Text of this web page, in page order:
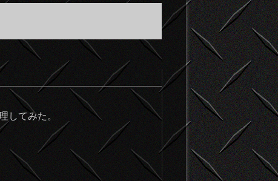
てみた。